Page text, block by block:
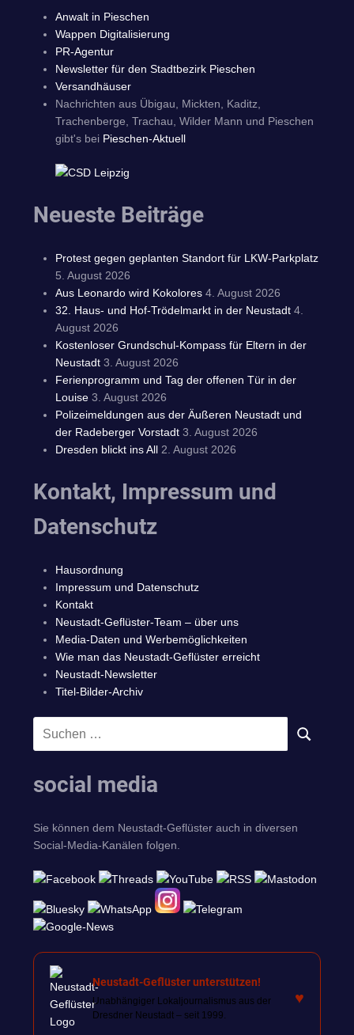
Anwalt in Pieschen
Wappen Digitalisierung
PR-Agentur
Newsletter für den Stadtbezirk Pieschen
Versandhäuser
Nachrichten aus Übigau, Mickten, Kaditz,
Trachenberge, Trachau, Wilder Mann und Pieschen
gibt's bei Pieschen-Aktuell
Neueste Beiträge
Protest gegen geplanten Standort für LKW-Parkplatz
5. August 2026
Aus Leonardo wird Kokolores 4. August 2026
32. Haus- und Hof-Trödelmarkt in der Neustadt 4.
August 2026
Kostenloser Grundschul-Kompass für Eltern in der
Neustadt 3. August 2026
Ferienprogramm und Tag der offenen Tür in der
Louise 3. August 2026
Polizeimeldungen aus der Äußeren Neustadt und
der Radeberger Vorstadt 3. August 2026
Dresden blickt ins All 2. August 2026
Kontakt, Impressum und
Datenschutz
Hausordnung
Impressum und Datenschutz
Kontakt
Neustadt-Geflüster-Team – über uns
Media-Daten und Werbemöglichkeiten
Wie man das Neustadt-Geflüster erreicht
Neustadt-Newsletter
Titel-Bilder-Archiv
Suchen
SUCHEN
social media
Sie können dem Neustadt-Geflüster auch in diversen
Social-Media-Kanälen folgen.
Neustadt-Geflüster unterstützen!
Unabhängiger Lokaljournalismus aus der
Dresdner Neustadt – seit 1999.
♥